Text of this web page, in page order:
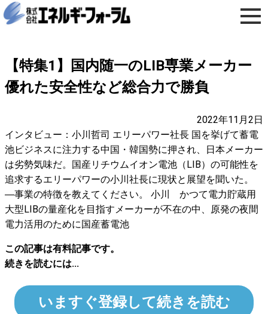
【特集1】国内随一のLIB専業メーカー
優れた安全性など総合力で勝負
2022年11月2日
インタビュー：小川哲司 エリーパワー社長 国を挙げて蓄電
池ビジネスに注力する中国・韓国勢に押され、日本メーカー
は劣勢気味だ。国産リチウムイオン電池（LIB）の可能性を
追求するエリーパワーの小川社長に現状と展望を聞いた。
―事業の特徴を教えてください。 小川 かつて電力貯蔵用
大型LIBの量産化を目指すメーカーが不在の中、原発の夜間
電力活用のために国産蓄電池
この記事は有料記事です。
続きを読むには...
いますぐ登録して続きを読む